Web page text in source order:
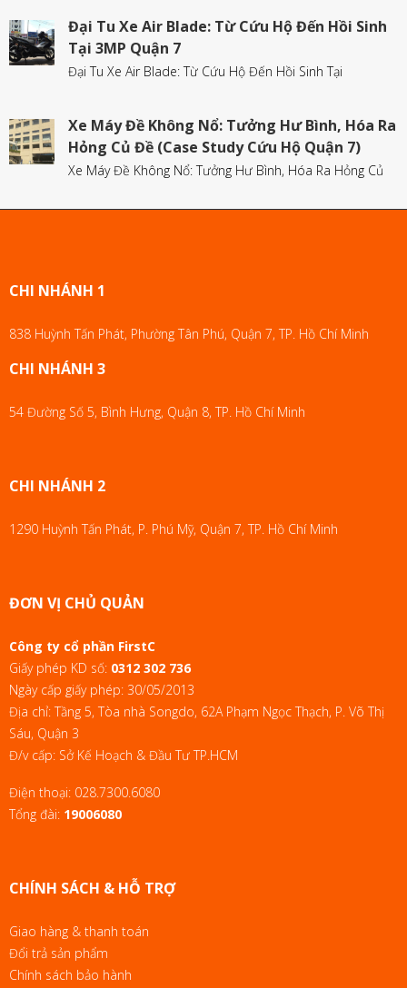
Đại Tu Xe Air Blade: Từ Cứu Hộ Đến Hồi Sinh
Tại 3MP Quận 7
Đại Tu Xe Air Blade: Từ Cứu Hộ Đến Hồi Sinh Tại
Xe Máy Đề Không Nổ: Tưởng Hư Bình, Hóa Ra
Hỏng Củ Đề (Case Study Cứu Hộ Quận 7)
Xe Máy Đề Không Nổ: Tưởng Hư Bình, Hóa Ra Hỏng Củ
CHI NHÁNH 1
838 Huỳnh Tấn Phát, Phường Tân Phú, Quận 7, TP. Hồ Chí Minh
CHI NHÁNH 3
54 Đường Số 5, Bình Hưng, Quận 8, TP. Hồ Chí Minh
CHI NHÁNH 2
1290 Huỳnh Tấn Phát, P. Phú Mỹ, Quận 7, TP. Hồ Chí Minh
ĐƠN VỊ CHỦ QUẢN
Công ty cổ phần FirstC
Giấy phép KD số: 0312 302 736
Ngày cấp giấy phép: 30/05/2013
Địa chỉ: Tầng 5, Tòa nhà Songdo, 62A Phạm Ngọc Thạch, P. Võ Thị
Sáu, Quận 3
Đ/v cấp: Sở Kế Hoạch & Đầu Tư TP.HCM
Điện thoại: 028.7300.6080
Tổng đài: 19006080
CHÍNH SÁCH & HỖ TRỢ
Giao hàng & thanh toán
Đổi trả sản phẩm
Chính sách bảo hành